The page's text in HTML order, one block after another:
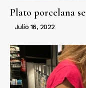
Plato porcelana
Julio 16, 2022